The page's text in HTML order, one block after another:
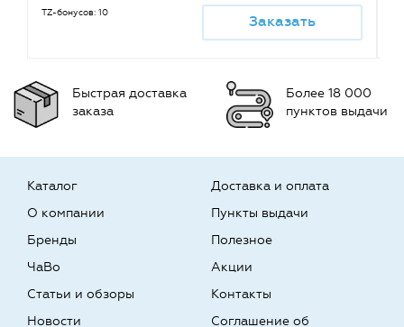
TZ-бонусов: 10 Заказать
Быстрая доставка
заказа
Более 18 000
пунктов выдачи
Каталог
О компании
Бренды
Доставка и оплата
Пункты выдачи
Полезное
ЧаВо
Статьи и обзоры
Новости
Акции
Контакты
Соглашение об